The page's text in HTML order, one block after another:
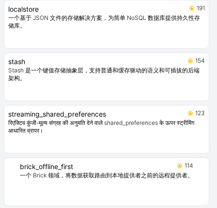
localstore
191
一个基于 JSON 文件的存储解决方案，为简单 NoSQL 数据库提供持久性存
储库。
stash
154
Stash 是一个键值存储抽象层，支持普通和缓存驱动的语义和可插拔的后端
架构。
streaming_shared_preferences
123
रिएक्टिव कुंजी-मूल्य संग्रह की अनुमति देने वाले shared_preferences के ऊपर स्ट्रीमिंग
आधारित व्रापर।
brick_offline_first
114
一个 Brick 领域，将数据获取路由到本地提供者之前的远程提供者。